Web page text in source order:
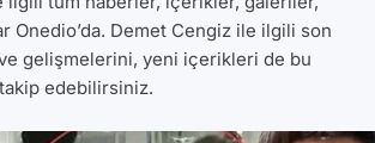
Onedio’da. Demet Cengiz ile ilgili son
gelişmelerini, yeni içerikleri de bu
edebilirsiniz.